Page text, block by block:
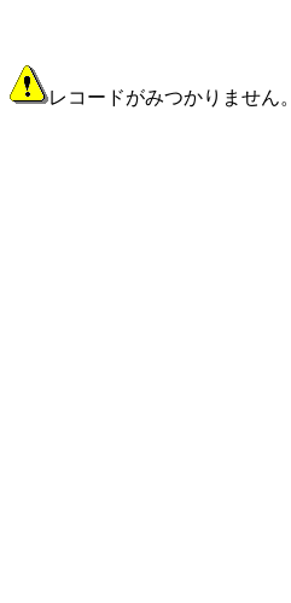
レコードがみつかりません。